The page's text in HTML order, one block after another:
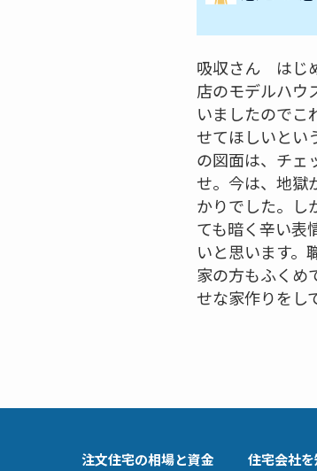
吸収さん はじ
店のモデルハウ
いましたのでこ
せてほしいとい
の図面は、チェ
せ。今は、地獄
かりでした。し
ても暗く辛い表
いと思います。
家の方もふくめ
せな家作りをし
注文住宅の相場と資金 住宅会社を